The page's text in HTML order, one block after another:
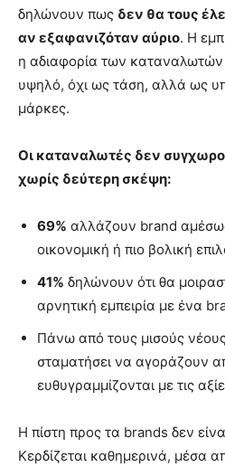
δηλώνουν πως δεν θα τους
αν εξαφανιζόταν αύριο. Η
η αδιαφορία των καταναλωτών
υψηλό, όχι ως τάση, αλλά ως
μάρκες.
Οι καταναλωτές δεν
χωρίς δεύτερη σκέψη:
69% αλλάζουν brand
οικονομική ή πιο βολική
41% δηλώνουν ότι θα
αρνητική εμπειρία με ένα
Πάνω από τους μισούς
σταματήσει να αγοράζουν
ευθυγραμμίζονται με τις
Η πίστη προς τα brands δεν
Κερδίζεται καθημερινά, μέσα